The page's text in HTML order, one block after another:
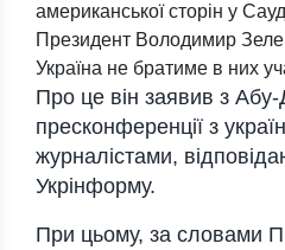
американської сторін у
Президент Володимир
Україна не братиме в них
Про це він заявив з
пресконференції з
журналістами,
Укрінформу.
При цьому, за словами